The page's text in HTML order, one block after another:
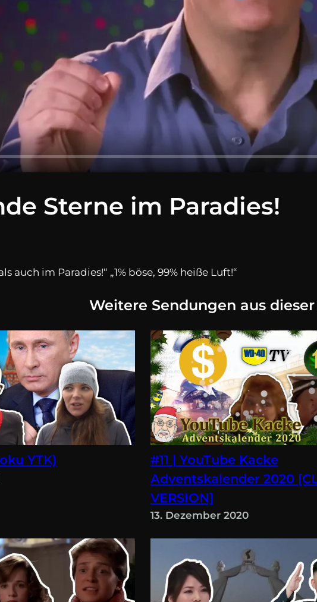
Sterne im Paradies!
auch im Paradies!“ „1% böse, 99% heiße Luft!“
Weitere Sendungen aus
YTK)
#11 | YouTube Kacke
Adventskalender 2020
VERSION]
13. Dezember 2020